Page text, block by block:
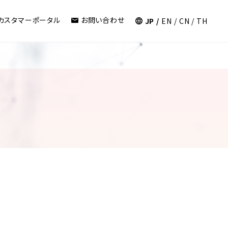
スタマーポータル お問い合わせ JP EN CN TH